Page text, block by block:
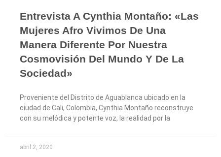
Entrevista A Cynthia Montaño: «Las
Mujeres Afro Vivimos De Una
Manera Diferente Por Nuestra
Cosmovisión Del Mundo Y De La
Sociedad»
Proveniente del Distrito de Aguablanca ubicado en la
ciudad de Cali, Colombia, Cynthia Montaño reconstruye
con su melódica y potente voz, la realidad por la
abril 2, 2020